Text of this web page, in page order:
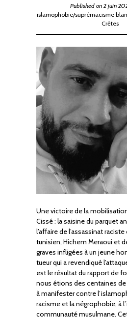
Published on 2 juin
islamophobie/suprémacisme
Crêtes
Une victoire de la
Cissé : la saisine du parquet
l’affaire de l’assassinat
tunisien, Hichem Meraoui et
graves infligées à un jeune
tueur qui a revendiqué
est le résultat du rapport de
nous étions des centaines de
à manifester contre
racisme et la négrophobie, à
communauté musulmane.